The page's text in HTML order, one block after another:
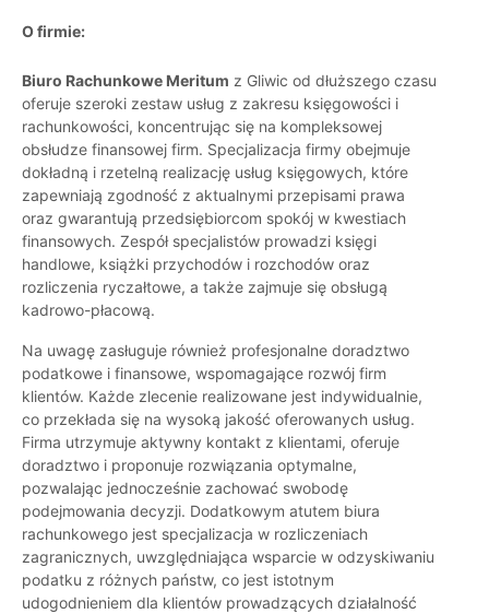
O firmie:
Biuro Rachunkowe Meritum z Gliwic od dłuższego czasu
oferuje szeroki zestaw usług z zakresu księgowości i
rachunkowości, koncentrując się na kompleksowej
obsłudze finansowej firm. Specjalizacja firmy obejmuje
dokładną i rzetelną realizację usług księgowych, które
zapewniają zgodność z aktualnymi przepisami prawa
oraz gwarantują przedsiębiorcom spokój w kwestiach
finansowych. Zespół specjalistów prowadzi księgi
handlowe, książki przychodów i rozchodów oraz
rozliczenia ryczałtowe, a także zajmuje się obsługą
kadrowo-płacową.
Na uwagę zasługuje również profesjonalne doradztwo
podatkowe i finansowe, wspomagające rozwój firm
klientów. Każde zlecenie realizowane jest indywidualnie,
co przekłada się na wysoką jakość oferowanych usług.
Firma utrzymuje aktywny kontakt z klientami, oferuje
doradztwo i proponuje rozwiązania optymalne,
pozwalając jednocześnie zachować swobodę
podejmowania decyzji. Dodatkowym atutem biura
rachunkowego jest specjalizacja w rozliczeniach
zagranicznych, uwzględniająca wsparcie w odzyskiwaniu
podatku z różnych państw, co jest istotnym
udogodnieniem dla klientów prowadzących działalność